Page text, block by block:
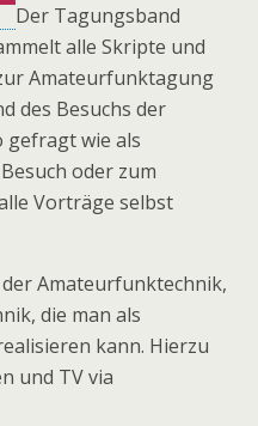
Der Tagungsband
alle Skripte und
Amateurfunktagung
des Besuchs der
wie als
oder zum
Vorträge selbst
Amateurfunktechnik,
die man als
kann. Hierzu
und TV via